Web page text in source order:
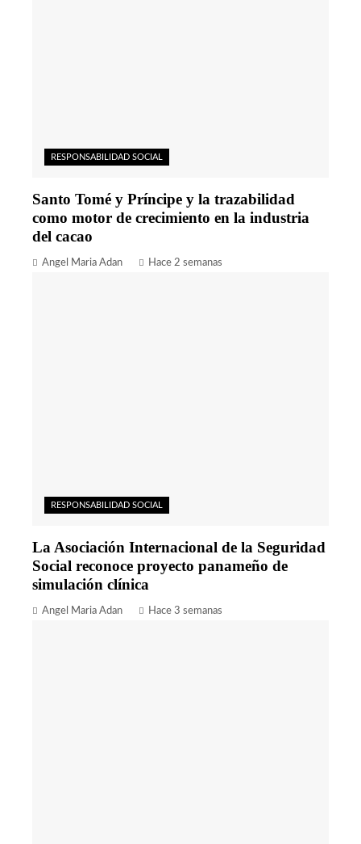
RESPONSABILIDAD SOCIAL
Santo Tomé y Príncipe y la trazabilidad
como motor de crecimiento en la industria
del cacao
Angel Maria Adan Hace 2 semanas
RESPONSABILIDAD SOCIAL
La Asociación Internacional de la Seguridad
Social reconoce proyecto panameño de
simulación clínica
Angel Maria Adan Hace 3 semanas